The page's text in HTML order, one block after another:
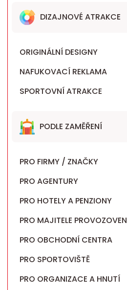
DIZAJNOVÉ ATRAKCE
ORIGINÁLNÍ DESIGNY
NAFUKOVACÍ REKLAMA
SPORTOVNÍ ATRAKCE
PODLE ZAMĚŘENÍ
PRO FIRMY / ZNAČKY
PRO AGENTURY
PRO HOTELY A PENZIONY
PRO MAJITELE PROVOZOVEN
PRO OBCHODNÍ CENTRA
PRO SPORTOVIŠTĚ
PRO ORGANIZACE A HNUTÍ